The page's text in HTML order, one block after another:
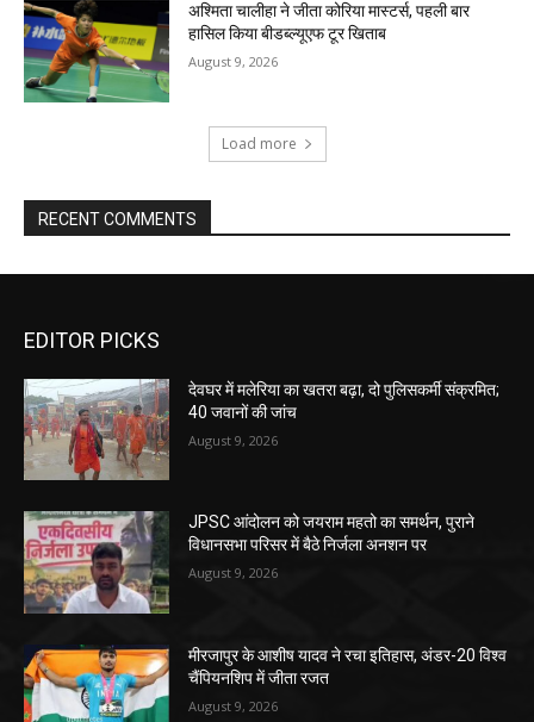
अश्मिता चालीहा ने जीता कोरिया मास्टर्स, पहली बार
हासिल किया बीडब्ल्यूएफ टूर खिताब
August 9, 2026
Load more
RECENT COMMENTS
EDITOR PICKS
देवघर में मलेरिया का खतरा बढ़ा, दो पुलिसकर्मी संक्रमित;
40 जवानों की जांच
August 9, 2026
JPSC आंदोलन को जयराम महतो का समर्थन, पुराने
विधानसभा परिसर में बैठे निर्जला अनशन पर
August 9, 2026
मीरजापुर के आशीष यादव ने रचा इतिहास, अंडर-20 विश्व
चैंपियनशिप में जीता रजत
August 9, 2026